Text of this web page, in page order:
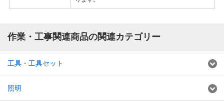
作業・工事関連商品の関連カテゴリー
工具・工具セット
照明